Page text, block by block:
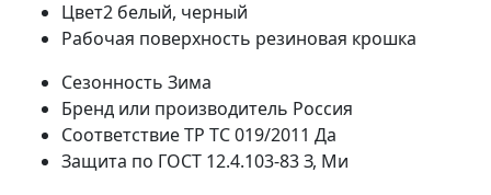
Цвет2 белый, черный
Рабочая поверхность резиновая крошка
Сезонность Зима
Бренд или производитель Россия
Соответствие ТР ТС 019/2011 Да
Защита по ГОСТ 12.4.103-83З, Ми